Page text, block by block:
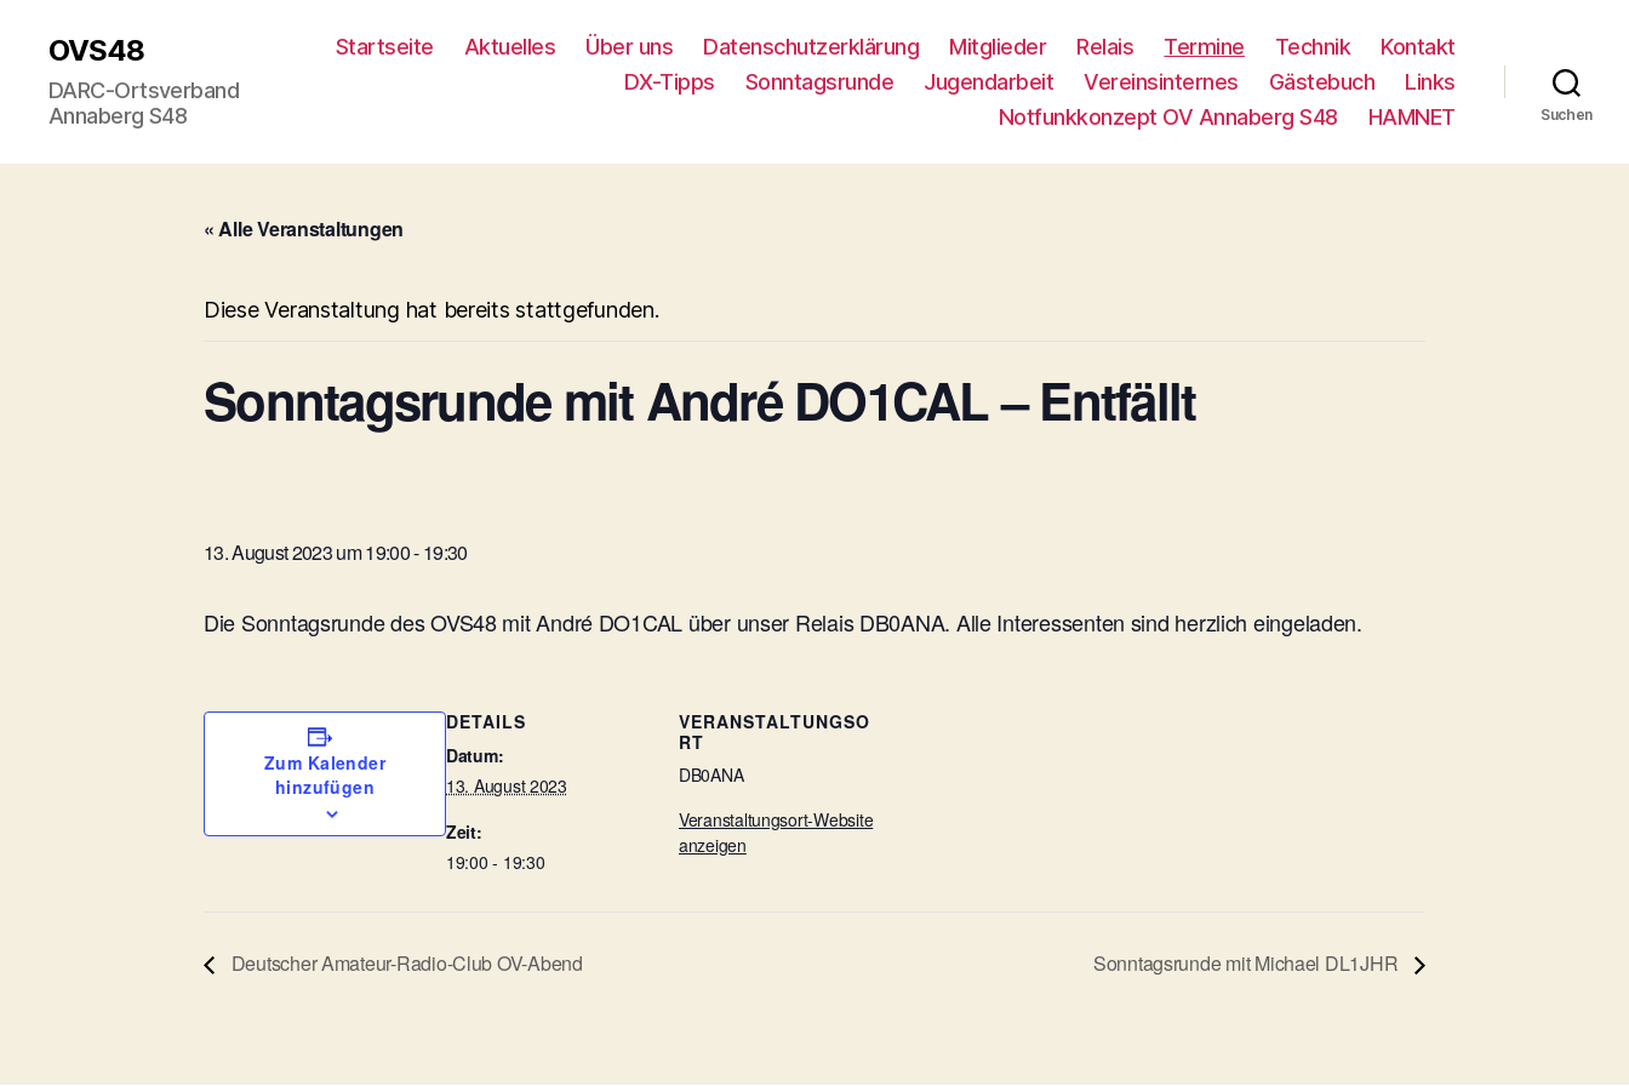
OVS48
DARC-Ortsverband
Annaberg S48
Startseite Aktuelles Über uns Datenschutzerklärung Mitglieder Relais Termine Technik
Kontakt
DX-Tipps
Sonntagsrunde Jugendarbeit Vereinsinternes Gästebuch
Links
Notfunkkonzept OV Annaberg S48
HAMNET Suchen
« Alle Veranstaltungen
Diese Veranstaltung hat bereits stattgefunden.
Sonntagsrunde mit André DO1CAL – Entfällt
13. August 2023 um 19:00-19:30
Die Sonntagsrunde des OVS48 mit André DO1CAL über unser Relais DB0ANA. Alle Interessenten sind herzlich eingeladen.
Zum Kalender
hinzufügen
DETAILS
Datum:
13. August 2023
Zeit:
19:00 - 19:30
VERANSTALTUNGSO
RT
DB0ANA
Veranstaltungsort-Website
anzeigen
Deutscher Amateur-Radio-Club OV-Abend Sonntagsrunde mit Michael DL1JHR